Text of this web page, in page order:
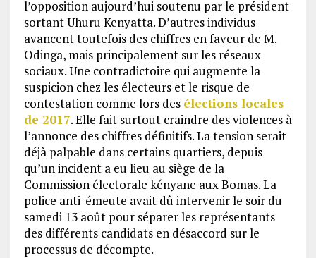
l’opposition aujourd’hui soutenu par le président
sortant Uhuru Kenyatta. D’autres individus
avancent toutefois des chiffres en faveur de M.
Odinga, mais principalement sur les réseaux
sociaux. Une contradictoire qui augmente la
suspicion chez les électeurs et le risque de
contestation comme lors des élections locales
de 2017. Elle fait surtout craindre des violences à
l’annonce des chiffres définitifs. La tension serait
déjà palpable dans certains quartiers, depuis
qu’un incident a eu lieu au siège de la
Commission électorale kényane aux Bomas. La
police anti-émeute avait dû intervenir le soir du
samedi 13 août pour séparer les représentants
des différents candidats en désaccord sur le
processus de décompte.